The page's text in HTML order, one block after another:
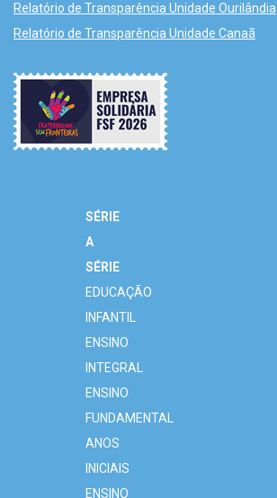
Relatório de Transparência Unidade Ourilândia
Relatório de Transparência Unidade Canaã
SÉRIE
A
SÉRIE
EDUCAÇÃO
INFANTIL
ENSINO
INTEGRAL
ENSINO
FUNDAMENTAL
ANOS
INICIAIS
ENSINO